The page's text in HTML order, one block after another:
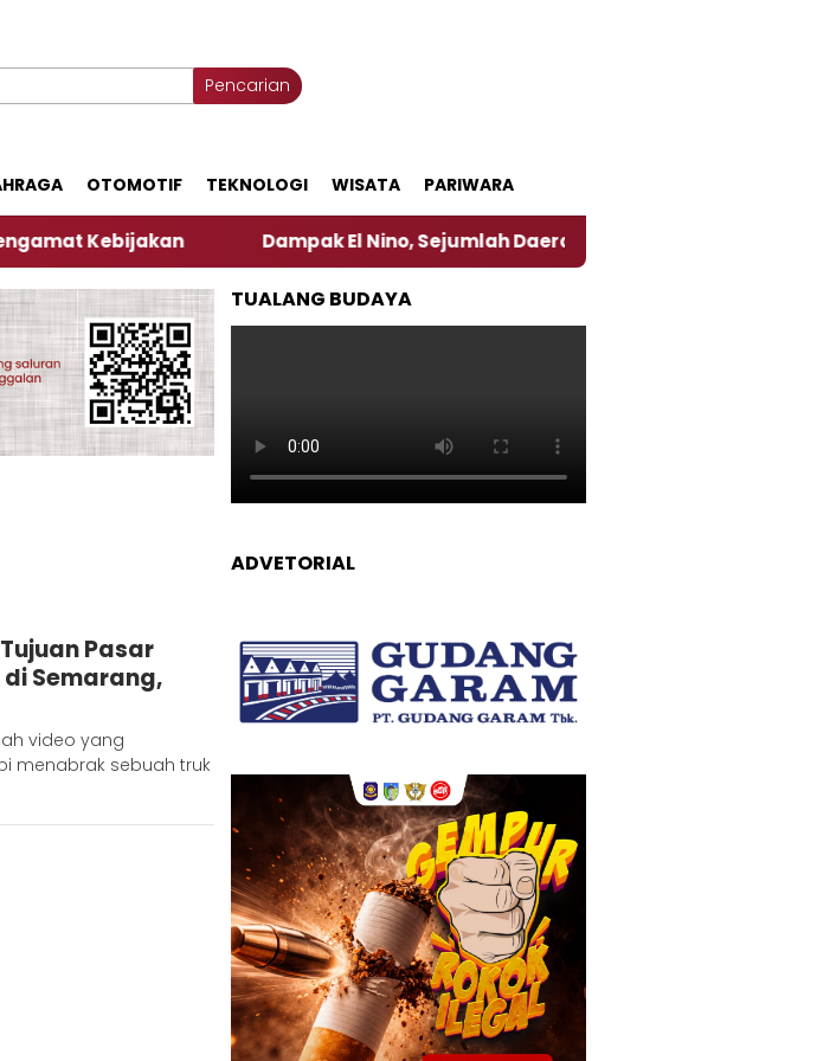
Pencarian
OTOMOTIF TEKNOLOGI WISATA PARIWARA
Dampak El Nino, Sejumlah Daerah di Jember Alami Krisi Air
Pasar
Semarang,
video yang
menabrak sebuah truk
TUALANG BUDAYA
ADVETORIAL